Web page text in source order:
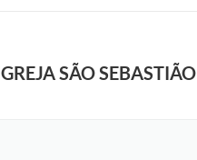
SÃO SEBASTIÃO